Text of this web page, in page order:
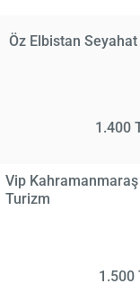
Öz Elbistan Seyahat
1.400
Vip Kahramanmaraş
Turizm
1.500